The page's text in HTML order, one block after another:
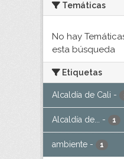
Temáticas
No hay
esta búsqueda
Etiquetas
Alcaldía de Cali -
Alcaldía de... - 1
ambiente - 1